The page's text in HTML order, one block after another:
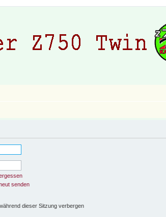
senden
dieser Sitzung verbergen